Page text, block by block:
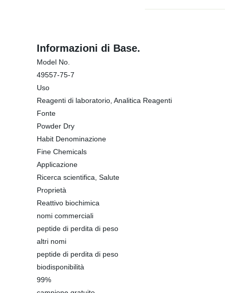
Informazioni di Base.
Model No.
49557-75-7
Uso
Reagenti di laboratorio, Analitica Reagenti
Fonte
Powder Dry
Habit Denominazione
Fine Chemicals
Applicazione
Ricerca scientifica, Salute
Proprietà
Reattivo biochimica
nomi commerciali
peptide di perdita di peso
altri nomi
peptide di perdita di peso
biodisponibilità
99%